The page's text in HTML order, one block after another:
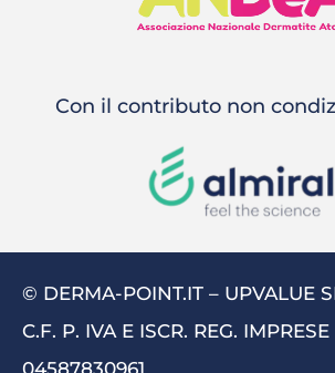
Con il contributo non
© DERMA-POINT.IT – UPVALUE
C.F. P. IVA E ISCR. REG.
04587830961